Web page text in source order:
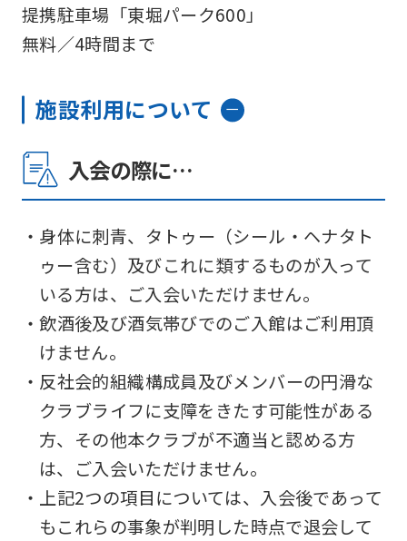
提携駐車場「東堀パーク600」
無料／4時間まで
施設利用について
入会の際に…
・身体に刺青、タトゥー（シール・ヘナタト
ゥー含む）及びこれに類するものが入って
いる方は、ご入会いただけません。
・飲酒後及び酒気帯びでのご入館はご利用頂
けません。
・反社会的組織構成員及びメンバーの円滑な
クラブライフに支障をきたす可能性がある
方、その他本クラブが不適当と認める方
は、ご入会いただけません。
・上記2つの項目については、入会後であって
もこれらの事象が判明した時点で退会して